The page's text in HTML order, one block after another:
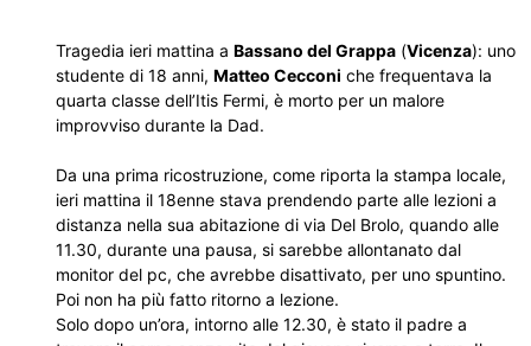
Tragedia ieri mattina a Bassano del Grappa (Vicenza): uno
studente di 18 anni, Matteo Cecconi che frequentava la
quarta classe dell’Itis Fermi, è morto per un malore
improvviso durante la Dad.
Da una prima ricostruzione, come riporta la stampa locale,
ieri mattina il 18enne stava prendendo parte alle lezioni a
distanza nella sua abitazione di via Del Brolo, quando alle
11.30, durante una pausa, si sarebbe allontanato dal
monitor del pc, che avrebbe disattivato, per uno spuntino.
Poi non ha più fatto ritorno a lezione.
Solo dopo un’ora, intorno alle 12.30, è stato il padre a